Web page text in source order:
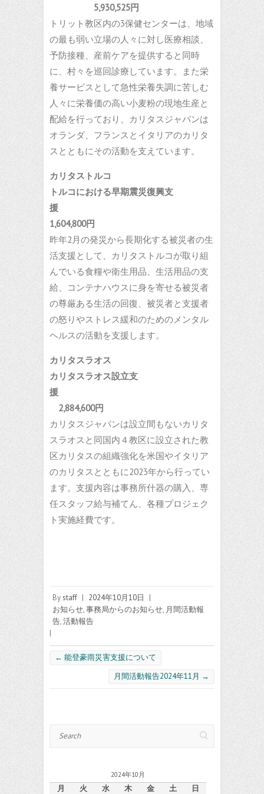
5,930,525円
トリット教区内の3保健センターは、地域
の最も弱い立場の人々に対し医療相談、
予防接種、産前ケアを提供すると同時
に、村々を巡回診療しています。また栄
養サービスとして急性栄養失調に苦しむ
人々に栄養価の高い小麦粉の現地生産と
配給を行っており、カリタスジャパンは
オランダ、フランスとイタリアのカリタ
スとともにその活動を支えています。
カリタストルコ
トルコにおける早期震災復興支
援
1,604,800円
昨年2月の発災から長期化する被災者の生
活支援として、カリタストルコが取り組
んでいる食糧や衛生用品、生活用品の支
給、コンテナハウスに身を寄せる被災者
の尊厳ある生活の回復、被災者と支援者
の怒りやストレス緩和のためのメンタル
ヘルスの活動を支援します。
カリタスラオス
カリタスラオス設立支
援
2,884,600円
カリタスジャパンは設立間もないカリタ
スラオスと同国内４教区に設立された教
区カリタスの組織強化を米国やイタリア
のカリタスとともに2023年から行ってい
ます。支援内容は事務所什器の購入、専
任スタッフ給与補てん、各種プロジェク
ト実施経費です。
Bystaff | 2024年10月10日
|
お知らせ,事務局からのお知らせ, 月間活動報
告,活動報告
|
← 能登豪雨災害支援について
月間活動報告2024年11月 →
2024年10月
月 火 水 木 金 土
日